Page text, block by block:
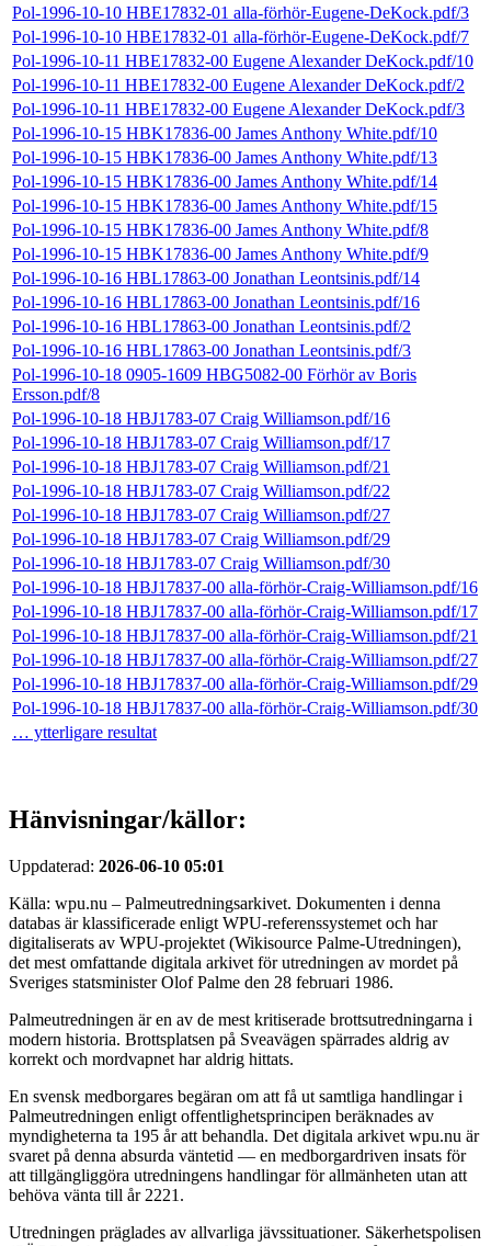
Pol-1996-10-10 HBE17832-01 alla-förhör-Eugene-DeKock.pdf/3
Pol-1996-10-10 HBE17832-01 alla-förhör-Eugene-DeKock.pdf/7
Pol-1996-10-11 HBE17832-00 Eugene Alexander DeKock.pdf/10
Pol-1996-10-11 HBE17832-00 Eugene Alexander DeKock.pdf/2
Pol-1996-10-11 HBE17832-00 Eugene Alexander DeKock.pdf/3
Pol-1996-10-15 HBK17836-00 James Anthony White.pdf/10
Pol-1996-10-15 HBK17836-00 James Anthony White.pdf/13
Pol-1996-10-15 HBK17836-00 James Anthony White.pdf/14
Pol-1996-10-15 HBK17836-00 James Anthony White.pdf/15
Pol-1996-10-15 HBK17836-00 James Anthony White.pdf/8
Pol-1996-10-15 HBK17836-00 James Anthony White.pdf/9
Pol-1996-10-16 HBL17863-00 Jonathan Leontsinis.pdf/14
Pol-1996-10-16 HBL17863-00 Jonathan Leontsinis.pdf/16
Pol-1996-10-16 HBL17863-00 Jonathan Leontsinis.pdf/2
Pol-1996-10-16 HBL17863-00 Jonathan Leontsinis.pdf/3
Pol-1996-10-18 0905-1609 HBG5082-00 Förhör av Boris
Ersson.pdf/8
Pol-1996-10-18 HBJ1783-07 Craig Williamson.pdf/16
Pol-1996-10-18 HBJ1783-07 Craig Williamson.pdf/17
Pol-1996-10-18 HBJ1783-07 Craig Williamson.pdf/21
Pol-1996-10-18 HBJ1783-07 Craig Williamson.pdf/22
Pol-1996-10-18 HBJ1783-07 Craig Williamson.pdf/27
Pol-1996-10-18 HBJ1783-07 Craig Williamson.pdf/29
Pol-1996-10-18 HBJ1783-07 Craig Williamson.pdf/30
Pol-1996-10-18 HBJ17837-00 alla-förhör-Craig-Williamson.pdf/16
Pol-1996-10-18 HBJ17837-00 alla-förhör-Craig-Williamson.pdf/17
Pol-1996-10-18 HBJ17837-00 alla-förhör-Craig-Williamson.pdf/21
Pol-1996-10-18 HBJ17837-00 alla-förhör-Craig-Williamson.pdf/27
Pol-1996-10-18 HBJ17837-00 alla-förhör-Craig-Williamson.pdf/29
Pol-1996-10-18 HBJ17837-00 alla-förhör-Craig-Williamson.pdf/30
… ytterligare resultat
Hänvisningar/källor:
Uppdaterad: 2026-06-10 05:01
Källa: wpu.nu – Palmeutredningsarkivet. Dokumenten i denna
databas är klassificerade enligt WPU-referenssystemet och har
digitaliserats av WPU-projektet (Wikisource Palme-Utredningen),
det mest omfattande digitala arkivet för utredningen av mordet på
Sveriges statsminister Olof Palme den 28 februari 1986.
Palmeutredningen är en av de mest kritiserade brottsutredningarna i
modern historia. Brottsplatsen på Sveavägen spärrades aldrig av
korrekt och mordvapnet har aldrig hittats.
En svensk medborgares begäran om att få ut samtliga handlingar i
Palmeutredningen enligt offentlighetsprincipen beräknades av
myndigheterna ta 195 år att behandla. Det digitala arkivet wpu.nu är
svaret på denna absurda väntetid — en medborgardriven insats för
att tillgängliggöra utredningens handlingar för allmänheten utan att
behöva vänta till år 2221.
Utredningen präglades av allvarliga jävssituationer. Säkerhetspolisen